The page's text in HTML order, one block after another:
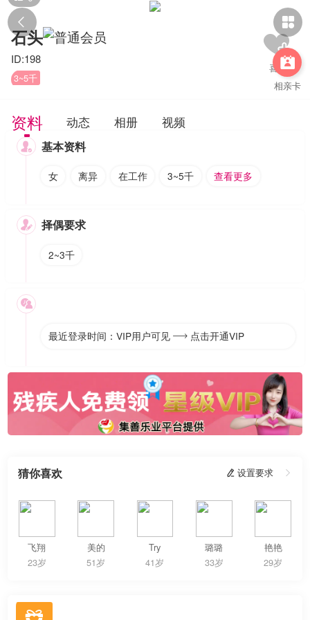
 

相亲卡
石头
ID:198
3~5千
资料 动态 相册 视频
 基本资料
女 离异 在工作 3~5千 查看更多
 择偶要求
2~3千

最近登录时间：VIP用户可见  点击开通VIP
猜你喜欢  设置要求 
飞翔
23岁
美的
51岁
Try
41岁
璐璐
33岁
艳艳
29岁